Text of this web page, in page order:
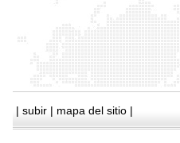
| subir | mapa del sitio |